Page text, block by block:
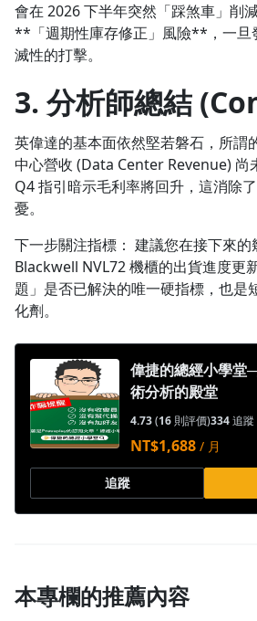
會在 2026 下半年突然「踩煞車」削
**「週期性庫存修正」風險**，一旦
滅性的打擊。
3. 分析師總結
英偉達的基本面依然堅若磐石，所謂
中心營收 (Data Center Revenue) 尚
Q4 指引暗示毛利率將回升，這消除
憂。
下一步關注指標： 建議您在接下來
Blackwell NVL72 機櫃的出貨進度更
題」是否已解決的唯一硬指標，也是
化劑。
偉捷的總經小學堂
術分析的殿堂
4.73(16 則評價)334追蹤
NT$1,688 / 月
追蹤
本專欄的推薦內容
沒有待播放的清單
去逛逛